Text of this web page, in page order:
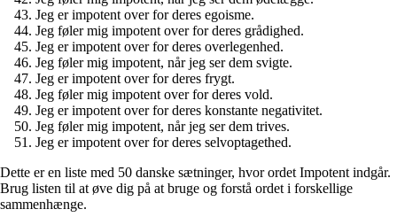
Jeg er impotent over for deres egoisme.
Jeg føler mig impotent over for deres grådighed.
Jeg er impotent over for deres overlegenhed.
Jeg føler mig impotent, når jeg ser dem svigte.
Jeg er impotent over for deres frygt.
Jeg føler mig impotent over for deres vold.
Jeg er impotent over for deres konstante negativitet.
Jeg føler mig impotent, når jeg ser dem trives.
Jeg er impotent over for deres selvoptagethed.
Dette er en liste med 50 danske sætninger, hvor ordet Impotent indgår.
Brug listen til at øve dig på at bruge og forstå ordet i forskellige
sammenhænge.